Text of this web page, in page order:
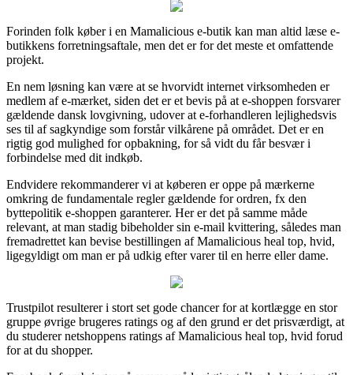
Forinden folk køber i en Mamalicious e-butik kan man altid læse e-
butikkens forretningsaftale, men det er for det meste et omfattende
projekt.
En nem løsning kan være at se hvorvidt internet virksomheden er
medlem af e-mærket, siden det er et bevis på at e-shoppen forsvarer
gældende dansk lovgivning, udover at e-forhandleren lejlighedsvis
ses til af sagkyndige som forstår vilkårene på området. Det er en
rigtig god mulighed for opbakning, for så vidt du får besvær i
forbindelse med dit indkøb.
Endvidere rekommanderer vi at køberen er oppe på mærkerne
omkring de fundamentale regler gældende for ordren, fx den
byttepolitik e-shoppen garanterer. Her er det på samme måde
relevant, at man stadig bibeholder sin e-mail kvittering, således man
fremadrettet kan bevise bestillingen af Mamalicious heal top, hvid,
ligegyldigt om man er på udkig efter varer til en herre eller dame.
Trustpilot resulterer i stort set gode chancer for at kortlægge en stor
gruppe øvrige brugeres ratings og af den grund er det prisværdigt, at
du studerer netshoppens ratings af Mamalicious heal top, hvid forud
for at du shopper.